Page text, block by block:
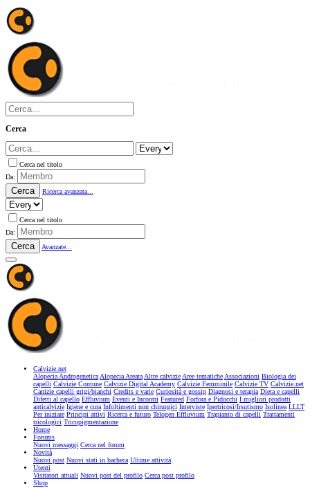
Cerca
Cerca nel titolo
Da:
Cerca Ricerca avanzata...
Cerca nel titolo
Da:
Cerca Avanzate...
Calvizie.net
Alopecia AndrogeneticaAlopecia AreataAltre calvizieAree tematicheAssociazioni Biologia dei
capelli Calvizie Comune Calvizie Digital Academy Calvizie Femminile Calvizie TV Calvizie.net
Canizie capelli grigi/bianchi Credits e varie Curiosità e gossip Diagnosi e terapia Dieta e capelli
Difetti al capello Effluvium Eventi e Incontri Featured Forfora e Pidocchi I migliori prodotti
anticalvizie Igiene e cura Infoltimenti non chirurgici Interviste Ipertricosi/Irsutismo Isolinea LLLT
Per iniziare Principi attivi Ricerca e futuro Telogen Effluvium Trapianto di capelli Trattamenti
tricologici Tricopigmentazione
Home
Forums
Nuovi messaggi Cerca nel forum
Novità
Nuovi post Nuovi stati in bacheca Ultime attività
Utenti
Visitatori attuali Nuovi post del profilo Cerca post profilo
Shop